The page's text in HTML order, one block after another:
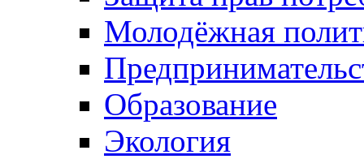
Молодёжная
Образование
Экология